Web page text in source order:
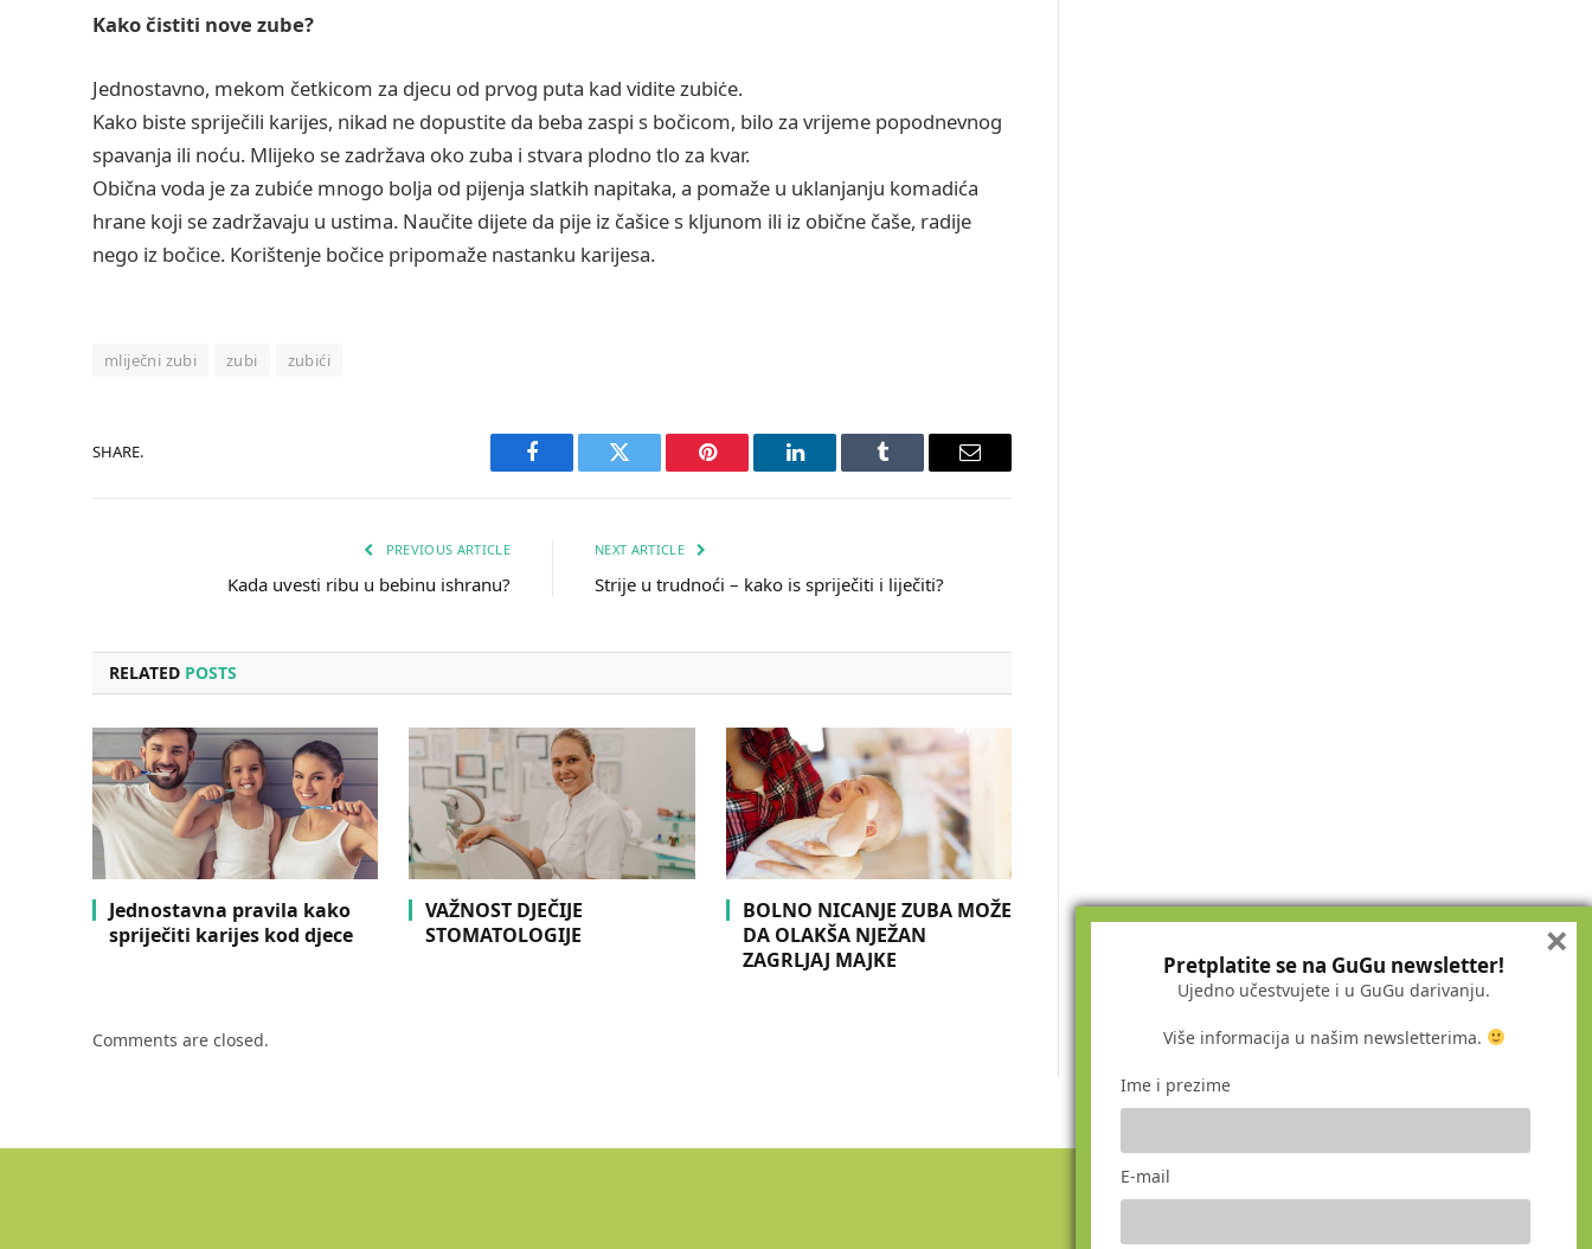
Kako čistiti nove zube?
Jednostavno, mekom četkicom za djecu od prvog puta kad vidite zubiċe.
Kako biste spriječili karijes, nikad ne dopustite da beba zaspi s bočicom, bilo za vrijeme popodnevnog
spavanja ili noću. Mlijeko se zadržava oko zuba i stvara plodno tlo za kvar.
Obična voda je za zubiće mnogo bolja od pijenja slatkih napitaka, a pomaže u uklanjanju komadića
hrane koji se zadržavaju u ustima. Naučite dijete da pije iz čašice s kljunom ili iz obične čaše, radije
nego iz bočice. Korištenje bočice pripomaže nastanku karijesa.
mliječni zubi zubi zubići
SHARE.
Facebook Twitter Pinterest LinkedIn Tumblr Email
PREVIOUS ARTICLE
Kada uvesti ribu u bebinu ishranu?
NEXT ARTICLE
Strije u trudnoći – kako is spriječiti i liječiti?
RELATED POSTS
Jednostavna pravila kako
spriječiti karijes kod djece
VAŽNOST DJEČIJE
STOMATOLOGIJE
BOLNO NICANJE ZUBA MOŽE
DA OLAKŠA NJEŽAN
ZAGRLJAJ MAJKE
Comments are closed.
Pretplatite se na GuGu newsletter!
Ujedno učestvujete i u GuGu darivanju.
Više informacija u našim newsletterima.
Ime i prezime
E-mail
×